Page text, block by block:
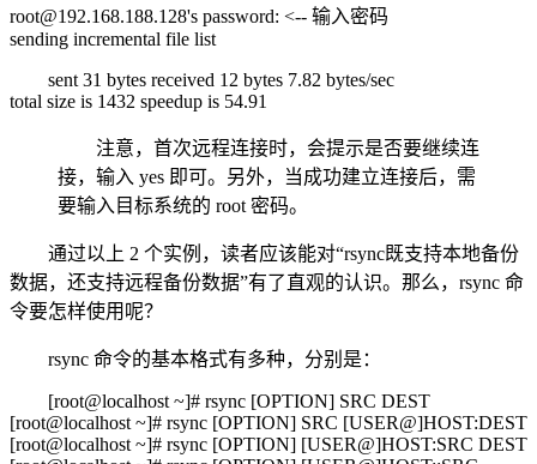
root@192.168.188.128's password: <-- 输入密码
sending incremental file list
sent 31 bytes received 12 bytes 7.82 bytes/sec
total size is 1432 speedup is 54.91
注意，首次远程连接时，会提示是否要继续连
接，输入 yes 即可。另外，当成功建立连接后，需
要输入目标系统的 root 密码。
通过以上 2 个实例，读者应该能对“rsync既支持本地备份
数据，还支持远程备份数据”有了直观的认识。那么，rsync 命
令要怎样使用呢？
rsync 命令的基本格式有多种，分别是：
[root@localhost ~]# rsync [OPTION] SRC DEST
[root@localhost ~]# rsync [OPTION] SRC [USER@]HOST:DEST
[root@localhost ~]# rsync [OPTION] [USER@]HOST:SRC DEST